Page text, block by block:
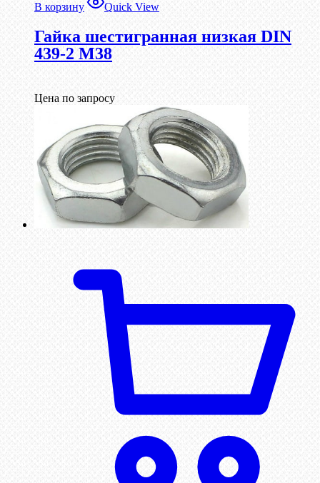
В корзину Quick View
Гайка шестигранная низкая DIN
439-2 М38
Цена по запросу